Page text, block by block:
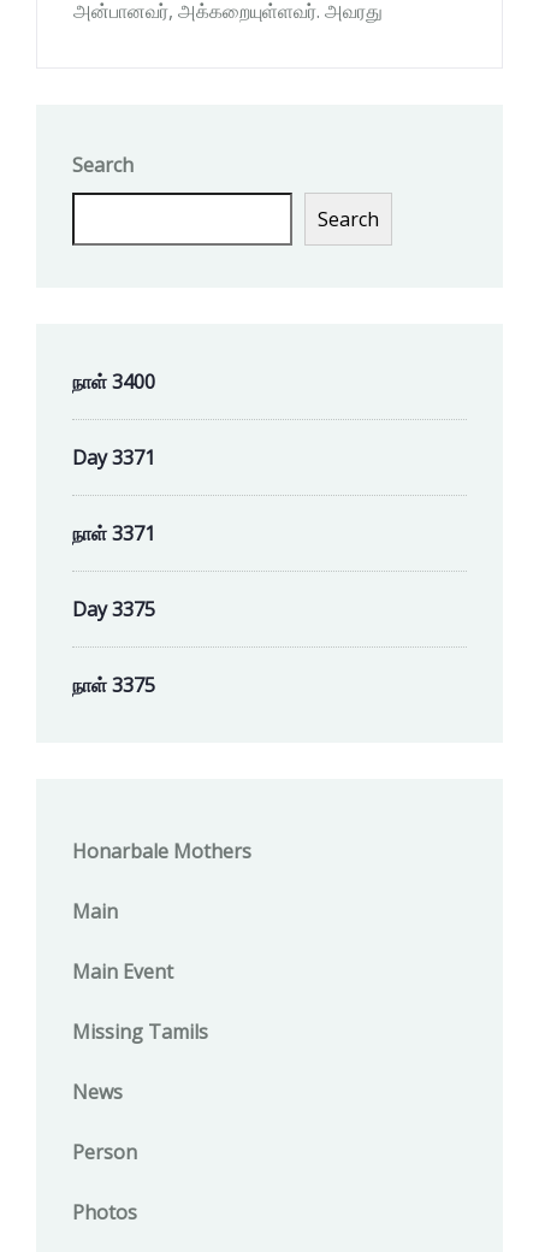
அன்பானவர், அக்கறையுள்ளவர். அவரது
Search
Search
நாள் 3400
Day 3371
நாள் 3371
Day 3375
நாள் 3375
Honarbale Mothers
Main
Main Event
Missing Tamils
News
Person
Photos